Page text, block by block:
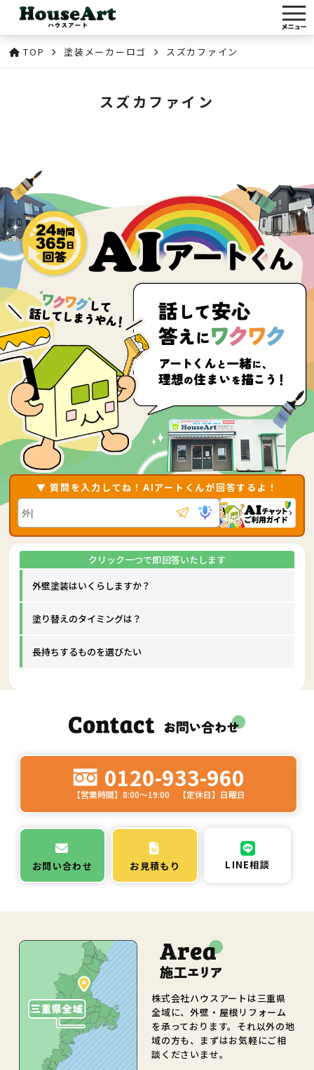
TOP 塗装メーカーロゴ スズカファイン
スズカファイン
▼ 質問を入力してね！AIアートくんが回答するよ！
外壁塗装はいくらしますか？
塗り替えのタイミングは？
長持ちするものを選びたい
0120-933-960
【営業時間】8:00～19:00 【定休日】日曜日
お問い合わせ お見積もり LINE相談
株式会社ハウスアートは三重県
全域に、外壁・屋根リフォーム
を承っております。それ以外の地
域の方も、まずはお気軽にご相
談くださいませ。